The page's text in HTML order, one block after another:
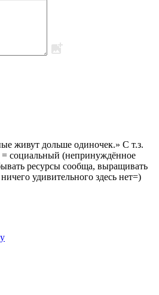
живут дольше одиночек.» С т.з.
социальный (непринуждённое
ресурсы сообща, выращивать
удивительного здесь нет=)